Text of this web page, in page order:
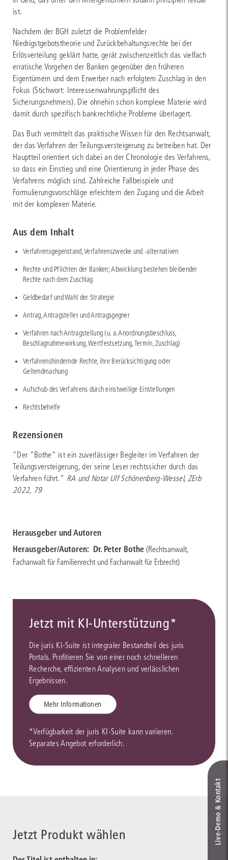
ist.
Nachdem der BGH zuletzt die Problemfelder
Niedrigstgebotstheorie und Zurückbehaltungsrechte bei der
Erlösverteilung geklärt hatte, gerät zwischenzeitlich das vielfach
erratische Vorgehen der Banken gegenüber den früheren
Eigentümern und dem Erwerber nach erfolgtem Zuschlag in den
Fokus (Stichwort: Interessenwahrungspflicht des
Sicherungsnehmers). Die ohnehin schon komplexe Materie wird
damit durch spezifisch bankrechtliche Probleme überlagert.
Das Buch vermittelt das praktische Wissen für den Rechtsanwalt,
der das Verfahren der Teilungsversteigerung zu betreiben hat. Der
Hauptteil orientiert sich dabei an der Chronologie des Verfahrens,
so dass ein Einstieg und eine Orientierung in jeder Phase des
Verfahrens möglich sind. Zahlreiche Fallbeispiele und
Formulierungsvorschläge erleichtern den Zugang und die Arbeit
mit der komplexen Materie.
Aus dem Inhalt
Verfahrensgegenstand, Verfahrenszwecke und -alternativen
Rechte und Pflichten der Banken; Abwicklung bestehen bleibender
Rechte nach dem Zuschlag
Geldbedarf und Wahl der Strategie
Antrag, Antragsteller und Antragsgegner
Verfahren nach Antragstellung (u. a. Anordnungsbeschluss,
Beschlagnahmewirkung, Wertfestsetzung, Termin, Zuschlag)
Verfahrenshindernde Rechte, ihre Berücksichtigung oder
Geltendmachung
Aufschub des Verfahrens durch einstweilige Einstellungen
Rechtsbehelfe
Rezensionen
"Der "Bothe" ist ein zuverlässiger Begleiter im Verfahren der
Teilungsversteigerung, der seine Leser rechtssicher durch das
Verfahren führt." RA und Notar Ulf Schönenberg-Wessel, ZErb
2022, 79
Herausgeber und Autoren
Herausgeber/Autoren: Dr. Peter Bothe (Rechtsanwalt,
Fachanwalt für Familienrecht und Fachanwalt für Erbrecht)
Jetzt mit KI-Unterstützung*
Die juris KI-Suite ist integraler Bestandteil des juris
Portals. Profitieren Sie von einer noch schnelleren
Recherche, effizienten Analysen und verlässlichen
Ergebnissen.
Mehr Informationen
*Verfügbarkeit der juris KI-Suite kann variieren.
Separates Angebot erforderlich.
Jetzt Produkt wählen Live‑Demo & Kontakt